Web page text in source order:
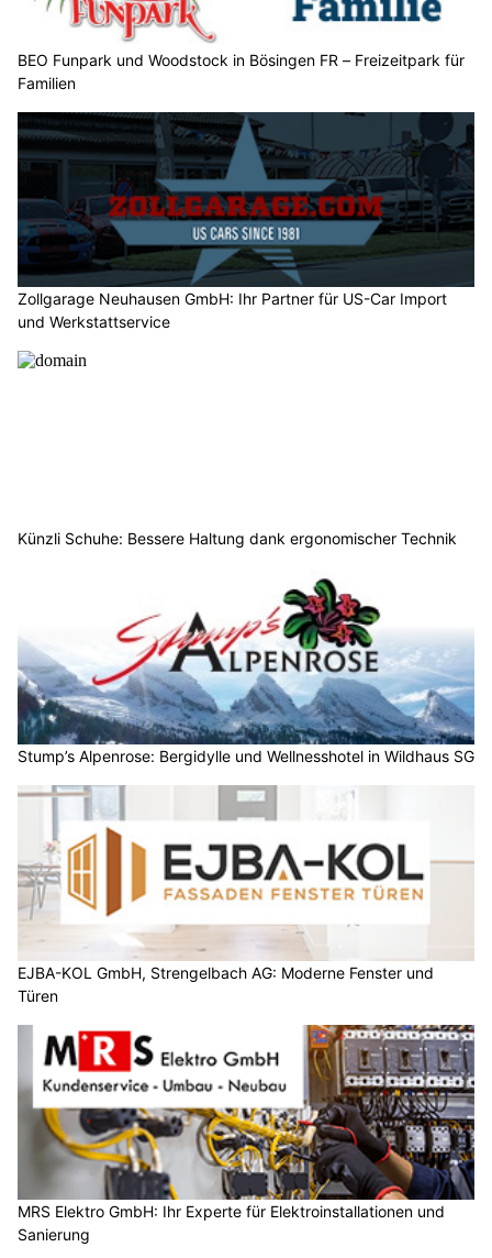
BEO Funpark und Woodstock in Bösingen FR – Freizeitpark für
Familien
Zollgarage Neuhausen GmbH: Ihr Partner für US-Car Import
und Werkstattservice
Künzli Schuhe: Bessere Haltung dank ergonomischer Technik
Stump’s Alpenrose: Bergidylle und Wellnesshotel in Wildhaus SG
EJBA-KOL GmbH, Strengelbach AG: Moderne Fenster und
Türen
MRS Elektro GmbH: Ihr Experte für Elektroinstallationen und
Sanierung